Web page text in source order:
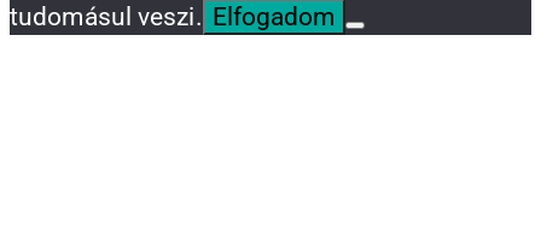
tudomásul veszi. Elfogadom